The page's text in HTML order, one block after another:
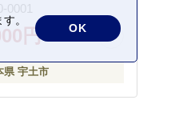
0001
円
県 宇土市
。
OK